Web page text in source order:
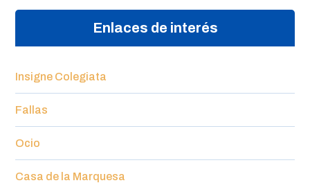
Enlaces de interés
Insigne Colegiata
Fallas
Ocio
Casa de la Marquesa